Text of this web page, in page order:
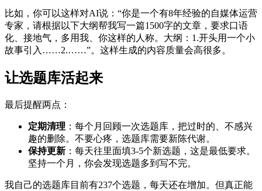
比如，你可以这样对AI说：“你是一个有8年经验的自媒体运营
专家，请根据以下大纲帮我写一篇1500字的文章，要求口语
化、接地气，多用我、你这样的人称。大纲：1.开头用一个小
故事引入……2.……”。这样生成的内容质量会高很多。
让选题库活起来
最后提醒两点：
定期清理 ：每个月回顾一次选题库，把过时的、不感兴
趣的删除。不要心疼，选题库需要新陈代谢。
保持更新 ：每天往里面填3-5个新选题，这是最低要求。
坚持一个月，你会发现选题多到写不完。
我自己的选题库目前有237个选题，每天还在增加。但真正能